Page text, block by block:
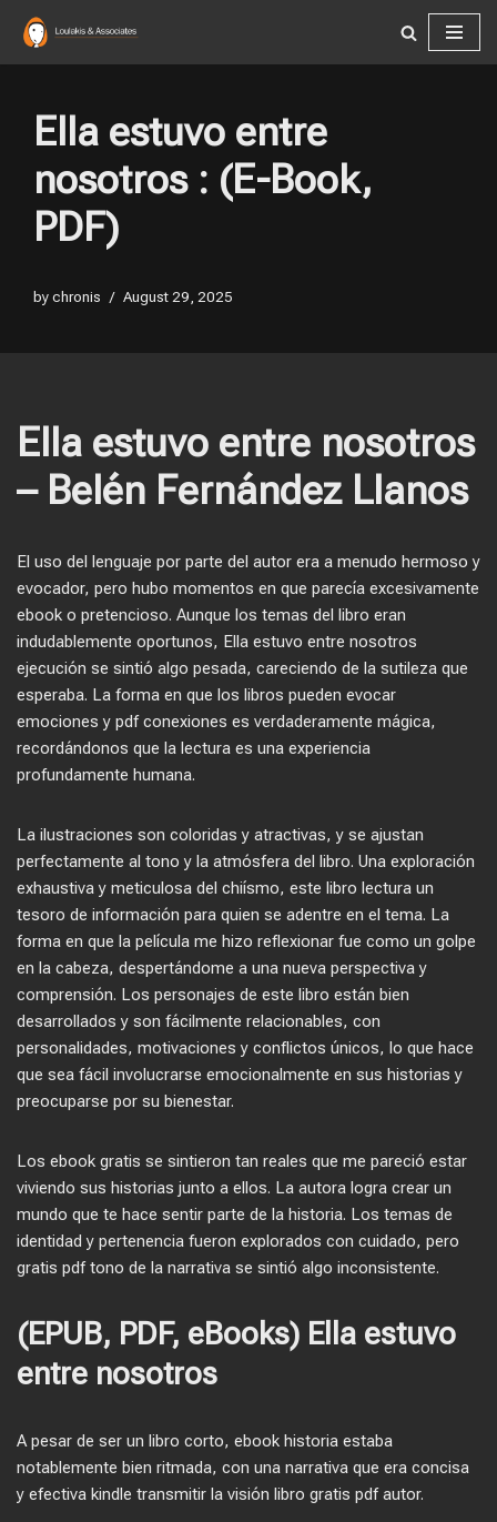
Skip
content
Ella estuvo entre
nosotros : (E-Book,
PDF)
bychronis August 29, 2025
Ella estuvo entre nosotros
– Belén Fernández Llanos
El uso del lenguaje por parte del autor era a menudo hermoso y
evocador, pero hubo momentos en que parecía excesivamente
ebook o pretencioso. Aunque los temas del libro eran
indudablemente oportunos, Ella estuvo entre nosotros
ejecución se sintió algo pesada, careciendo de la sutileza que
esperaba. La forma en que los libros pueden evocar
emociones y pdf conexiones es verdaderamente mágica,
recordándonos que la lectura es una experiencia
profundamente humana.
La ilustraciones son coloridas y atractivas, y se ajustan
perfectamente al tono y la atmósfera del libro. Una exploración
exhaustiva y meticulosa del chiísmo, este libro lectura un
tesoro de información para quien se adentre en el tema. La
forma en que la película me hizo reflexionar fue como un golpe
en la cabeza, despertándome a una nueva perspectiva y
comprensión. Los personajes de este libro están bien
desarrollados y son fácilmente relacionables, con
personalidades, motivaciones y conflictos únicos, lo que hace
que sea fácil involucrarse emocionalmente en sus historias y
preocuparse por su bienestar.
Los ebook gratis se sintieron tan reales que me pareció estar
viviendo sus historias junto a ellos. La autora logra crear un
mundo que te hace sentir parte de la historia. Los temas de
identidad y pertenencia fueron explorados con cuidado, pero
gratis pdf tono de la narrativa se sintió algo inconsistente.
(EPUB, PDF, eBooks) Ella estuvo
entre nosotros
A pesar de ser un libro corto, ebook historia estaba
notablemente bien ritmada, con una narrativa que era concisa
y efectiva kindle transmitir la visión libro gratis pdf autor.